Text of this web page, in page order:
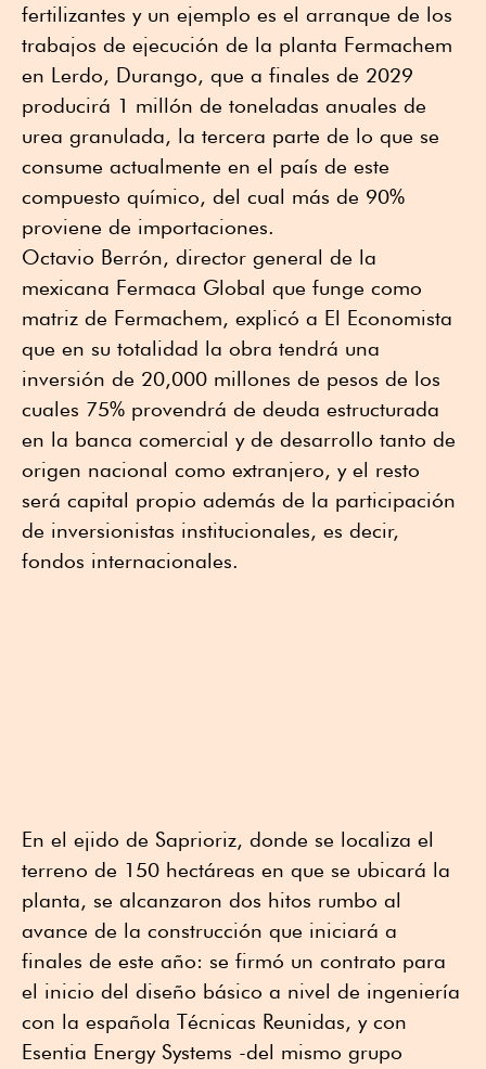
fertilizantes y un ejemplo es el arranque de los
trabajos de ejecución de la planta Fermachem
en Lerdo, Durango, que a finales de 2029
producirá 1 millón de toneladas anuales de
urea granulada, la tercera parte de lo que se
consume actualmente en el país de este
compuesto químico, del cual más de 90%
proviene de importaciones.
Octavio Berrón, director general de la
mexicana Fermaca Global que funge como
matriz de Fermachem, explicó a El Economista
que en su totalidad la obra tendrá una
inversión de 20,000 millones de pesos de los
cuales 75% provendrá de deuda estructurada
en la banca comercial y de desarrollo tanto de
origen nacional como extranjero, y el resto
será capital propio además de la participación
de inversionistas institucionales, es decir,
fondos internacionales.
En el ejido de Saprioriz, donde se localiza el
terreno de 150 hectáreas en que se ubicará la
planta, se alcanzaron dos hitos rumbo al
avance de la construcción que iniciará a
finales de este año: se firmó un contrato para
el inicio del diseño básico a nivel de ingeniería
con la española Técnicas Reunidas, y con
Esentia Energy Systems -del mismo grupo